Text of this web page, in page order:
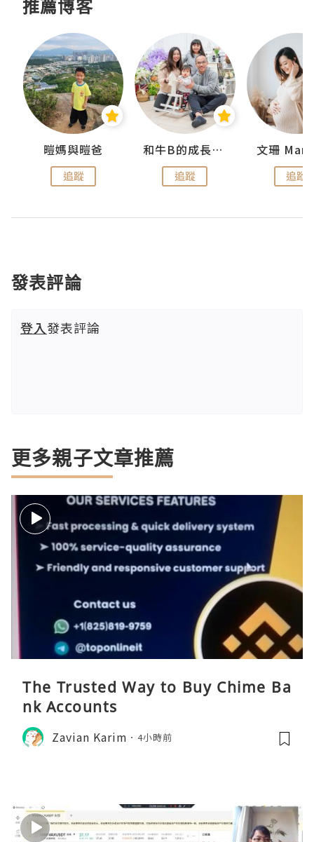
推薦博客
暟媽與暟爸
追蹤
和牛B的成長日記
追蹤
文珊
追蹤
發表評論
登入發表評論
更多親子文章推薦
The Trusted Way to Buy Chime Ba
nk Accounts
Zavian Karim 4小時前